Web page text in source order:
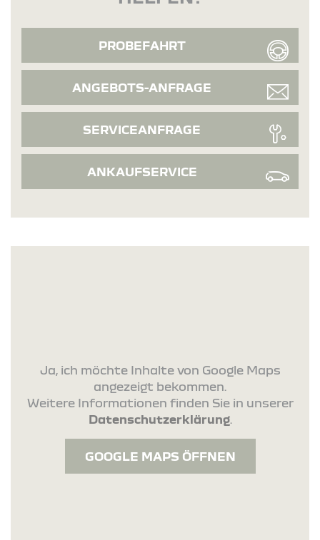
PROBEFAHRT
ANGEBOTS-ANFRAGE
SERVICEANFRAGE
ANKAUFSERVICE
Ja, ich möchte Inhalte von Google Maps
angezeigt bekommen.
Weitere Informationen finden Sie in unserer
Datenschutzerklärung.
GOOGLE MAPS ÖFFNEN